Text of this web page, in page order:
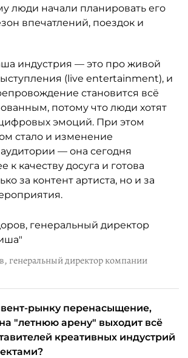
люди начали планировать его
впечатлений, поездок и
индустрия — это про живой
(live entertainment), и
становится всё
потому что люди хотят
эмоций. При этом
стало и изменение
— она сегодня
к качеству досуга и готова
за контент артиста, но и за
генеральный директор компании
рынку перенасыщение,
"летнюю арену" выходит всё
креативных индустрий